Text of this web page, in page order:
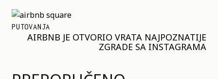
PUTOVANJA
AIRBNB JE OTVORIO VRATA NAJPOZNATIJE
ZGRADE SA INSTAGRAMA